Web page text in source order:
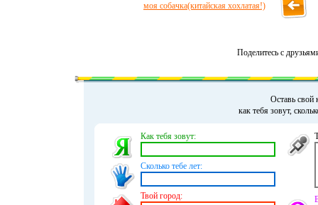
моя собачка(китайская хохлатая!)
Поделитесь с
Оставь свой
как тебя зовут,
Как тебя зовут:
Сколько тебе лет:
Твой город: